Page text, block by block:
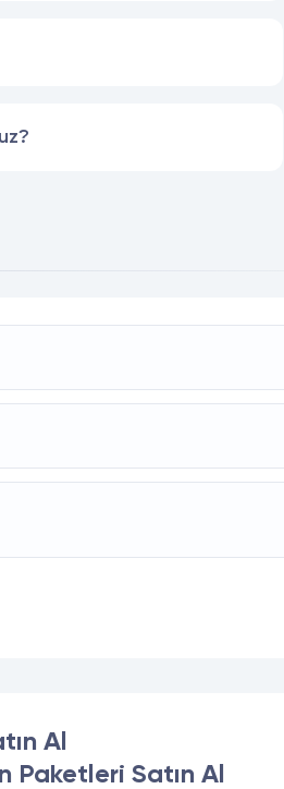
Al
Paketleri Satın Al